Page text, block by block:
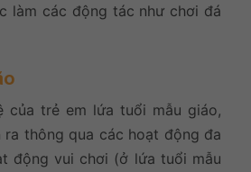
làm các động tác như chơi đá
của trẻ em lứa tuổi mẫu giáo,
ra thông qua các hoạt động đa
động vui chơi (ở lứa tuổi mẫu